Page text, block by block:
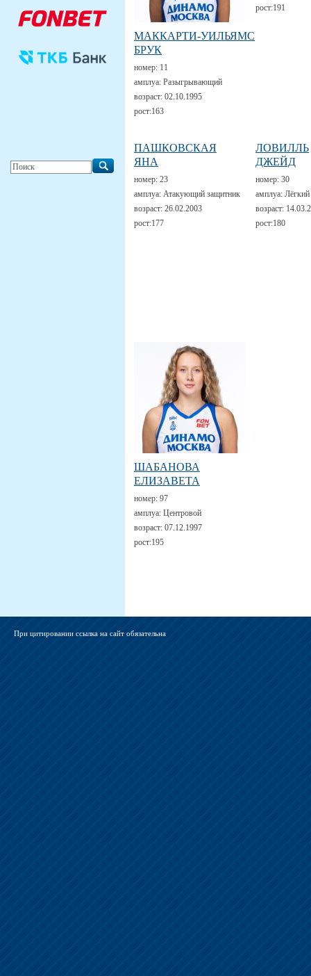
МАККАРТИ-УИЛЬЯМС
БРУК
номер: 11
амплуа: Разыгрывающий
возраст: 02.10.1995
рост:163
рост:191
ПАШКОВСКАЯ
ЯНА
номер: 23
амплуа: Атакующий защитник
возраст: 26.02.2003
рост:177
ЛОВИЛЛЬ
ДЖЕЙД
номер: 30
амплуа:
возраст:
рост:180
ШАБАНОВА
ЕЛИЗАВЕТА
номер: 97
амплуа: Центровой
возраст: 07.12.1997
рост:195
При цитировании ссылка на сайт обязательна